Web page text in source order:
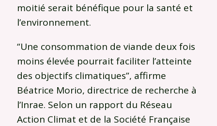
moitié serait bénéfique pour la santé et
l’environnement.
“Une consommation de viande deux fois
moins élevée pourrait faciliter l’atteinte
des objectifs climatiques”, affirme
Béatrice Morio, directrice de recherche à
l’Inrae. Selon un rapport du Réseau
Action Climat et de la Société Française